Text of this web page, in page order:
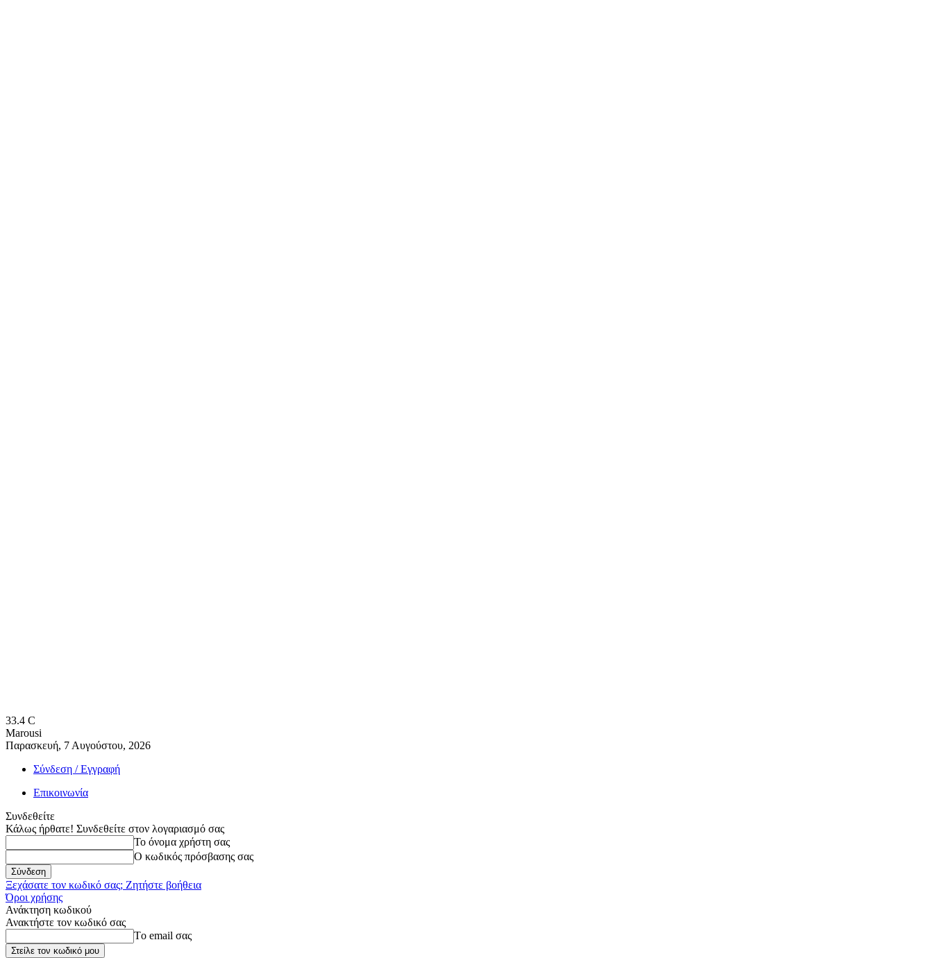
33.4 C
Marousi
Παρασκευή, 7 Αυγούστου, 2026
Σύνδεση / Εγγραφή
Επικοινωνία
Συνδεθείτε
Κάλως ήρθατε! Συνδεθείτε στον λογαριασμό σας
Το όνομα χρήστη σας
Ο κωδικός πρόσβασης σας
Ξεχάσατε τον κωδικό σας; Ζητήστε βοήθεια
Όροι χρήσης
Ανάκτηση κωδικού
Ανακτήστε τον κωδικό σας
Tο email σας